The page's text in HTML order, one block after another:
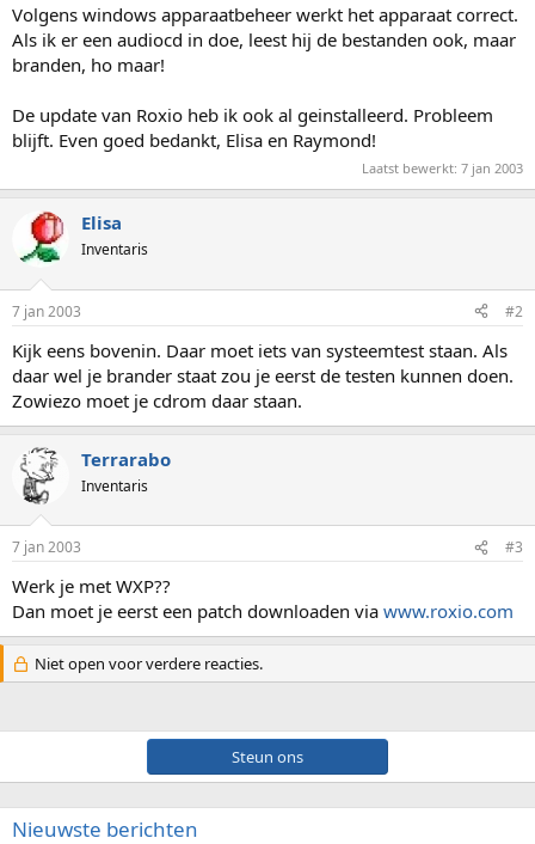
r
Volgens windows apparaatbeheer werkt het apparaat correct.
Als ik er een audiocd in doe, leest hij de bestanden ook, maar
branden, ho maar!
De update van Roxio heb ik ook al geinstalleerd. Probleem
blijft. Even goed bedankt, Elisa en Raymond!
Laatst bewerkt: 7 jan 2003
Elisa
Inventaris
7 jan 2003 #2
Kijk eens bovenin. Daar moet iets van systeemtest staan. Als
daar wel je brander staat zou je eerst de testen kunnen doen.
Zowiezo moet je cdrom daar staan.
Terrarabo
Inventaris
7 jan 2003 #3
Werk je met WXP??
Dan moet je eerst een patch downloaden via www.roxio.com
Niet open voor verdere reacties.
Steun ons
Nieuwste berichten